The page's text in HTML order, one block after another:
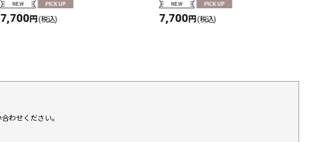
7,700円 (税込) 7,700円 (税込)
わせください。